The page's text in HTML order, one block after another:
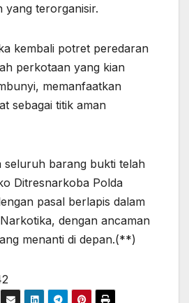
yang terorganisir.
kembali potret peredaran
perkotaan yang kian
memanfaatkan
sebagai titik aman
seluruh barang bukti telah
Ditresnarkoba Polda
pasal berlapis dalam
dengan ancaman
menanti di depan.(**)